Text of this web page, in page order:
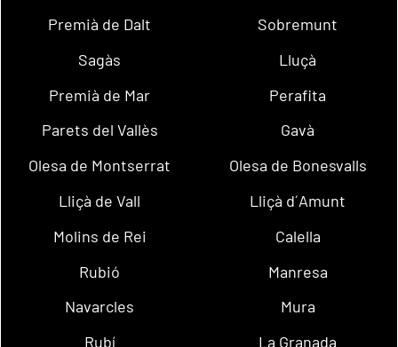
Premià de Dalt
Sobremunt
Sagàs
Lluçà
Premià de Mar
Perafita
Parets del Vallès
Gavà
Olesa de Montserrat
Olesa de Bonesvalls
Lliçà de Vall
Lliçà d´Amunt
Molins de Rei
Calella
Rubió
Manresa
Navarcles
Mura
Rubí
La Granada